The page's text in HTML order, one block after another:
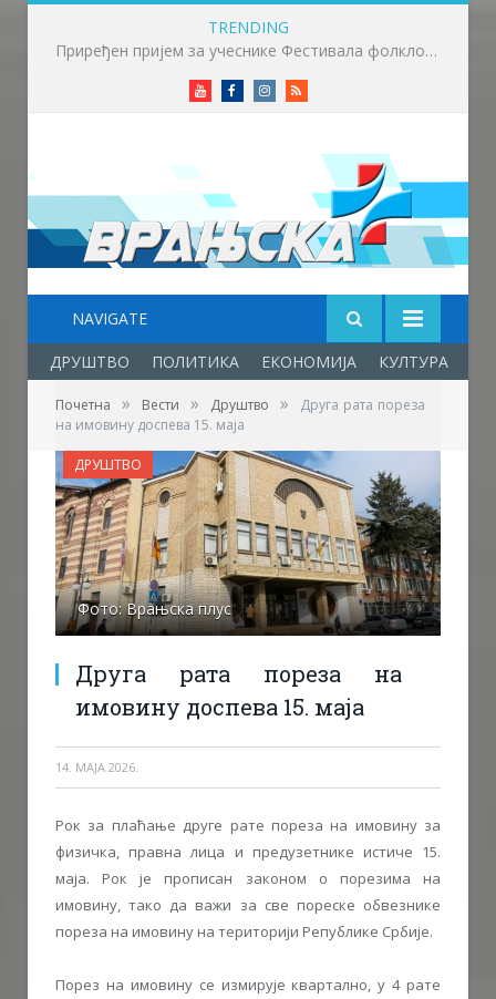
TRENDING
Учесници фестивала фолклора посетили дом Боре Станковића
YoutubeFacebookInstagram
RSS
NAVIGATE
ДРУШТВО ПОЛИТИКА ЕКОНОМИЈА КУЛТУРА
Почетна » Вести » Друштво »
Друга рата пореза
на имовину доспева 15. маја
Фото: Врањска плус
Друга рата пореза на
имовину доспева 15. маја
14. МАЈА 2026.
ДРУШТВО
Рок за плаћање друге рате пореза на имовину за
физичка, правна лица и предузетнике истиче 15.
маја. Рок је прописан законом о пoрезима на
имовину, тако да важи за све пореске обвезнике
пореза на имовину на територији Републике Србије.
Порез на имовину се измирује квартално, у 4 рате